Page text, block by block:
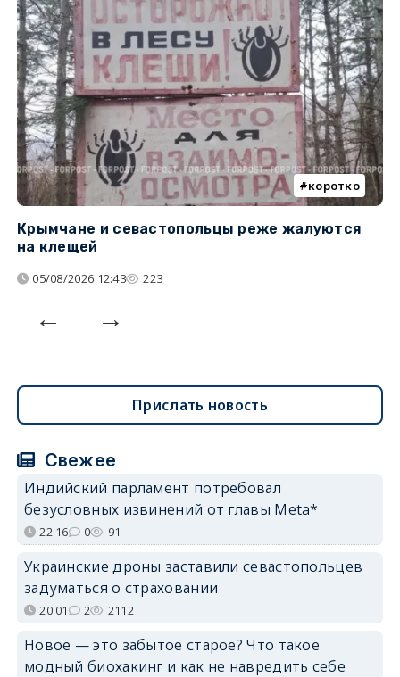
коротко
Крымчане и севастопольцы реже жалуются
на клещей
05/08/2026 12:43 223
Прислать новость
Свежее
Индийский парламент потребовал
безусловных извинений от главы Meta*
22:16 0 91
Украинские дроны заставили севастопольцев
задуматься о страховании
20:01 2 2112
Новое — это забытое старое? Что такое
модный биохакинг и как не навредить себе